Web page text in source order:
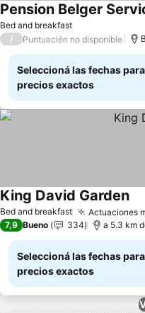
Bed and breakfast
Ver precios
/ Puntuación no disponible
Seleccioná las fechas
precios exactos
Bed and breakfast Actuaciones
King David Garden
7,9 Bueno 334 a 5.3 km
Seleccioná las fechas
precios exactos